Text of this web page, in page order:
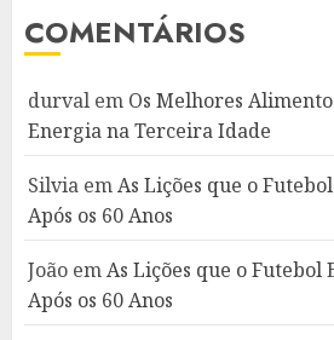
COMENTÁRIOS
durval em Os Melhores
Energia na Terceira Idade
Silvia emAs Lições que o
Após os 60 Anos
João emAs Lições que o Futebol
Após os 60 Anos